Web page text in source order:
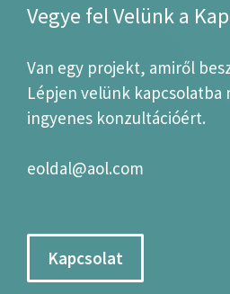
Vegye fel Velünk a
Van egy projekt, amiről
Lépjen velünk kapcsolatba
ingyenes konzultációért.
eoldal@aol.com
Kapcsolat